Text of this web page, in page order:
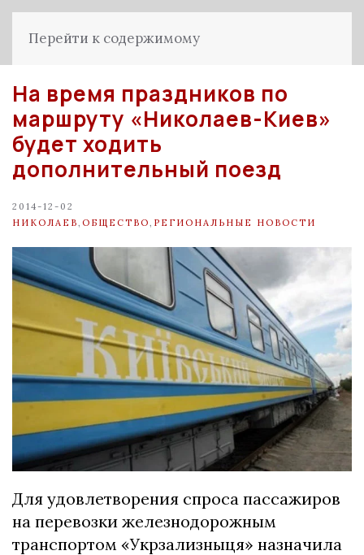
Перейти к содержимому
На время праздников по
маршруту «Николаев-Киев»
будет ходить
дополнительный поезд
2014-12-02
НИКОЛАЕВ ОБЩЕСТВО РЕГИОНАЛЬНЫЕ НОВОСТИ
Для удовлетворения спроса пассажиров
на перевозки железнодорожным
транспортом «Укрзализныця» назначила